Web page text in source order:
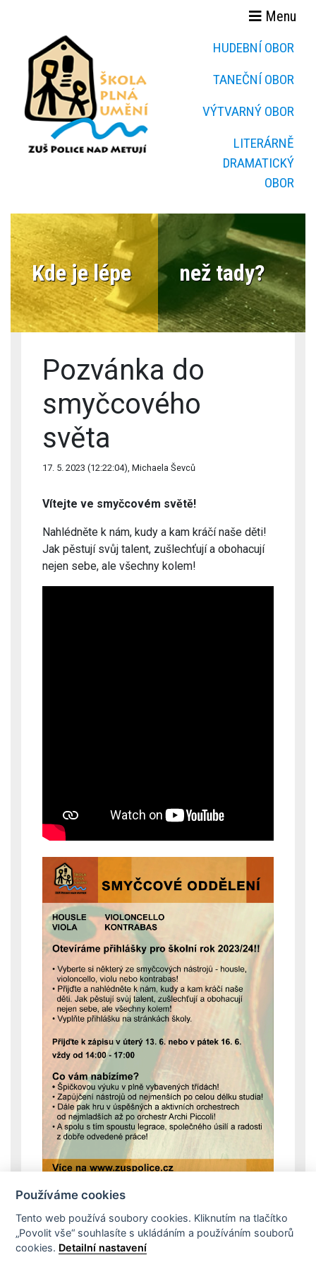
Menu
HUDEBNÍ OBOR
TANEČNÍ OBOR
VÝTVARNÝ OBOR
LITERÁRNĚ
DRAMATICKÝ
OBOR
Kde je lépe než tady?
Pozvánka do
smyčcového
světa
17. 5. 2023 (12:22:04), Michaela Ševců
Vítejte ve smyčcovém světě!
Nahlédněte k nám, kudy a kam kráčí naše děti!
Jak pěstují svůj talent, zušlechťují a obohacují
nejen sebe, ale všechny kolem!
Dokumenty školy
Používáme cookies
Tento web používá soubory cookies. Kliknutím na tlačítko
„Povolit vše“ souhlasíte s ukládáním a používáním souborů
cookies. Detailní nastavení